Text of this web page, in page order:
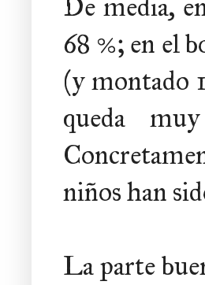
De media,
68 %; en el
(y montado
queda
niños han
La parte